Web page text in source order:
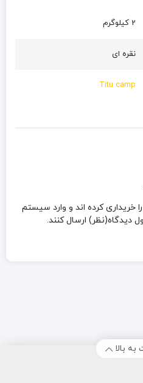
2 کیلوگرم
نقره ای
Titu camp
کرده اند و وارد سیستم
دیدگاه(نظر) ارسال کنند.
بالا